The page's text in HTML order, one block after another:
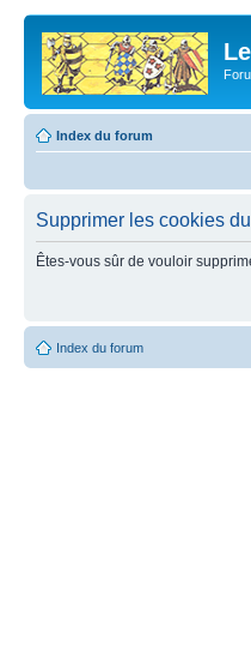
Index du forum
Supprimer les cookies
Êtes-vous sûr de vouloir
Index du forum